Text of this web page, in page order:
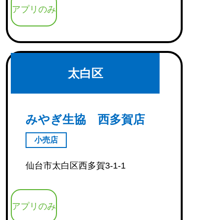
アプリのみ
太白区
みやぎ生協 西多賀店
小売店
仙台市太白区西多賀3-1-1
アプリのみ